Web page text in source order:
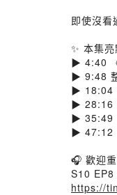
即使沒看
✨ 本集亮
▶ 4:40
▶ 9:48
▶ 18:04
▶ 28:16
▶ 35:49
▶ 47:12
🎧 歡迎
S10 EP8
https://